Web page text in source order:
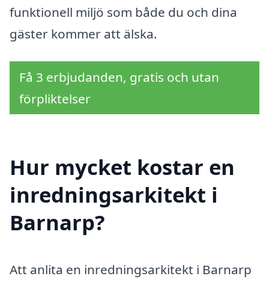
funktionell miljö som både du och dina
gäster kommer att älska.
Få 3 erbjudanden, gratis och utan
förpliktelser
Hur mycket kostar en
inredningsarkitekt i
Barnarp?
Att anlita en inredningsarkitekt i Barnarp